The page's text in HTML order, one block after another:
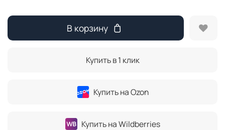
В корзину
Купить в 1 клик
Купить на Ozon
Купить на Wildberries